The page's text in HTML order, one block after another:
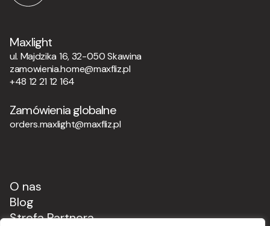
Maxlight
ul. Majdzika 16, 32-050 Skawina
zamowienia.home@maxfliz.pl
+48 12 21 12 164
Zamówienia globalne
orders.maxlight@maxfliz.pl
O nas
Blog
Strefa Partnera